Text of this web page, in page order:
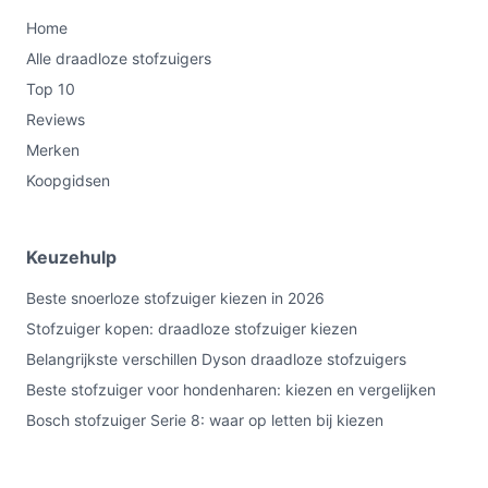
Oplaadtijd:
planning van langere schoonmaaksessies of om te
bepalen of een extra accu nodig is.
Reservoir 0,80 l (zakloos):
controleer of dit volume past bij jouw vuiltype en
frequentie.
luchtkwaliteit of allergenen belangrijk zijn.
geluidsniveau — controleer of dit acceptabel is
voor jouw woonsituatie.
Veelgestelde vragen
Is dit geschikt voor thuisgebruik / intensief gebruik /
Home
Alle draadloze stofzuigers
Top 10
Reviews
Merken
Koopgidsen
Keuzehulp
Beste snoerloze stofzuiger kiezen in 2026
Stofzuiger kopen: draadloze stofzuiger kiezen
Belangrijkste verschillen Dyson draadloze stofzuigers
Beste stofzuiger voor hondenharen: kiezen en vergelijken
Bosch stofzuiger Serie 8: waar op letten bij kiezen